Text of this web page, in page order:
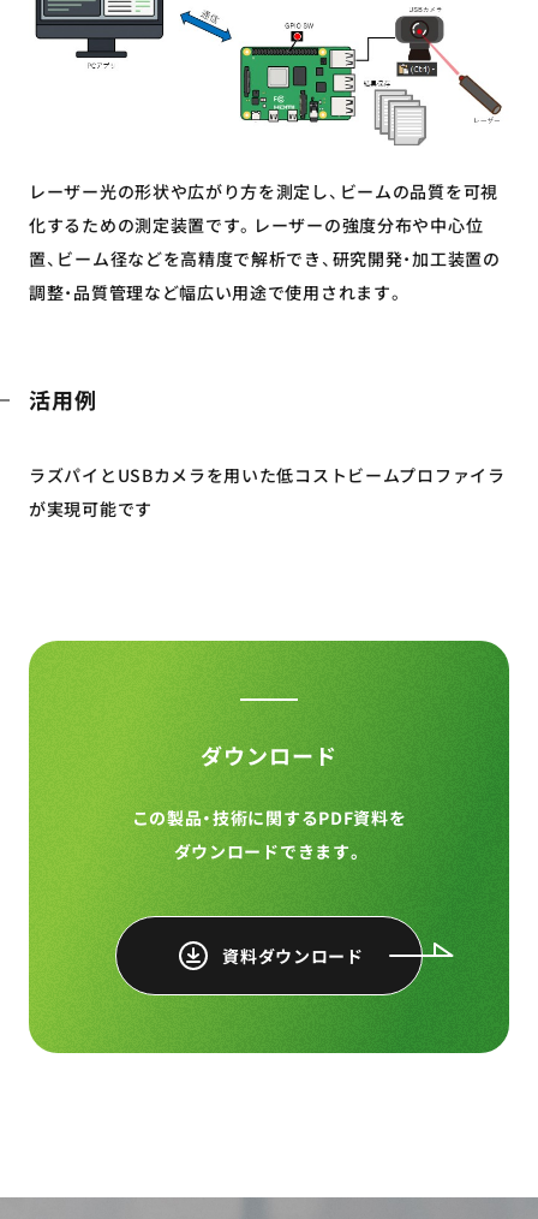
レーザー光の形状や広がり方を測定し、ビームの品質を可視
化するための測定装置です。レーザーの強度分布や中心位
置、ビーム径などを高精度で解析でき、研究開発・加工装置の
調整・品質管理など幅広い用途で使用されます。
活用例
ラズパイとUSBカメラを用いた低コストビームプロファイラ
が実現可能です
ダウンロード
この製品・技術に関するPDF資料を
ダウンロードできます。
資料ダウンロード